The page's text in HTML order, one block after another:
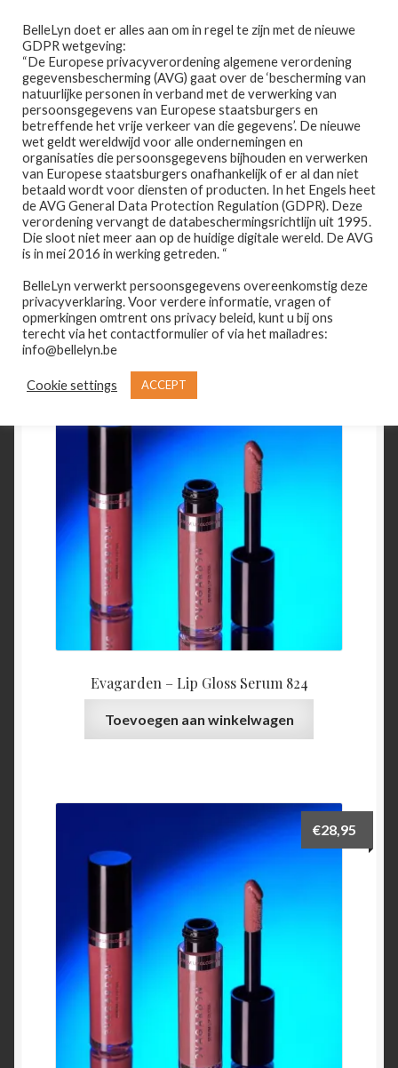
door
naar
navigatie
naar
de
inhoud
Menu
Home
Afspraak maken
Prijslijst
Winkel
Contact
Wie is Belle-Lyn ?
Home PRODUCTEN GETAGGED “VOEDEND”
voedend
Toont alle 2 resultaten
Evagarden – Lip Gloss Serum 824
Toevoegen aan winkelwagen
€28,95
BelleLyn doet er alles aan om in regel te zijn met de nieuwe
GDPR wetgeving:
“De Europese privacyverordening algemene verordening
gegevensbescherming (AVG) gaat over de ‘bescherming van
natuurlijke personen in verband met de verwerking van
persoonsgegevens van Europese staatsburgers en
betreffende het vrije verkeer van die gegevens’. De nieuwe
wet geldt wereldwijd voor alle ondernemingen en
organisaties die persoonsgegevens bijhouden en verwerken
van Europese staatsburgers onafhankelijk of er al dan niet
betaald wordt voor diensten of producten. In het Engels heet
de AVG General Data Protection Regulation (GDPR). Deze
verordening vervangt de databeschermingsrichtlijn uit 1995.
Die sloot niet meer aan op de huidige digitale wereld. De AVG
is in mei 2016 in werking getreden. “
BelleLyn verwerkt persoonsgegevens overeenkomstig deze
privacyverklaring. Voor verdere informatie, vragen of
opmerkingen omtrent ons privacy beleid, kunt u bij ons
terecht via het contactformulier of via het mailadres:
info@bellelyn.be
Cookie settings ACCEPT